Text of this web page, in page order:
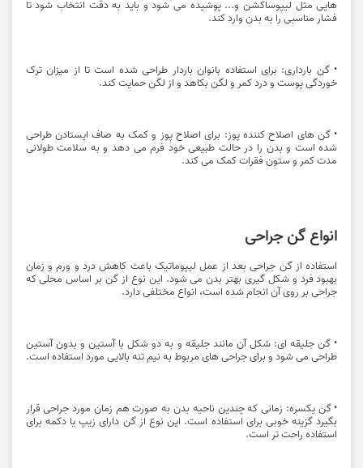
هایی مثل لیپوساکشن و... پوشیده می شود و باید به دقت انتخاب شود تا
فشار مناسبی را به بدن وارد کند.
• گن بارداری: برای استفاده بانوان باردار طراحی شده است تا از میزان ترک
خوردگی پوست و درد کمر و لگن بکاهد و از لگن حمایت کند.
• گن های اصلاح کننده پوز: برای اصلاح پوز و کمک به صاف ایستادن طراحی
شده است و بدن را در حالت طبیعی خود فرم می دهد و به سلامت طولانی
مدت کمر و ستون فقرات کمک می کند.
انواع گن جراحی
استفاده از گن جراحی بعد از عمل لیپوماتیک باعث کاهش درد و ورم و زمان
بهبود فرد و شکل گیری بهتر بدن می شود. این نوع از گن بر اساس محلی که
جراحی بر روی آن انجام شده است، انواع مختلفی دارد.
• گن جلیقه ای: شکل آن مانند جلیقه و به دو شکل با آستین و بدون آستین
طراحی می شود و برای جراحی های مربوط به نیم تنه بالایی مورد استفاده است.
• گن یکسره: زمانی که چندین ناحیه بدن به صورت هم زمان مورد جراحی قرار
بگیرد گزینه خوبی برای استفاده است. این نوع از گن دارای زیپ یا دکمه برای
استفاده راحت تر است.